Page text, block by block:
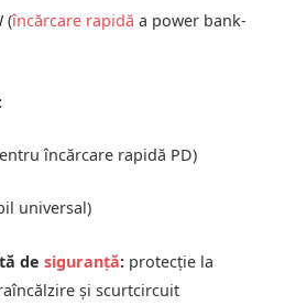
(încărcare rapidă a power bank-
încărcare rapidă PD)
universal)
de siguranță: protecție la
și scurtcircuit